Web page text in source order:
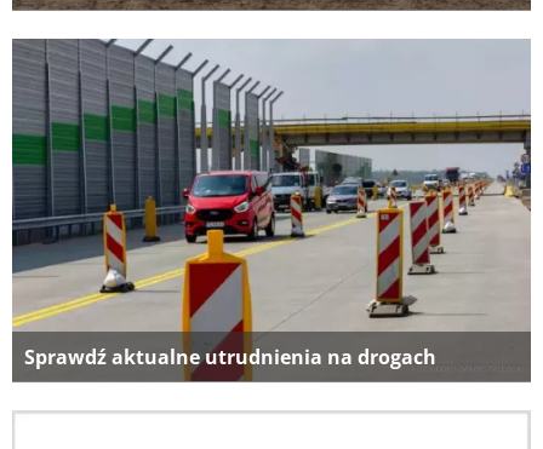
Sprawdź aktualne utrudnienia na drogach